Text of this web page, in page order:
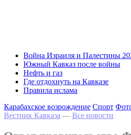
Война Израиля и Палестины
Южный Кавказ после войны
Нефть и газ
Где отдохнуть на Кавказе
Правила ислама
Карабахское возрождение Спорт
Вестник Кавказа — Все новости